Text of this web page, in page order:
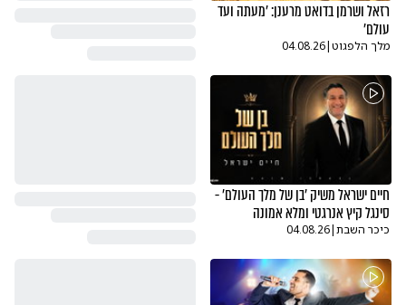
רזאל ושרמן בדואט מרענן: 'מעתה ועד
עולם'
מלך הלפגוט|
04.08.26
חיים ישראל משיק 'בן של מלך העולם' -
סינגל קיץ אנרגטי ומלא אמונה
כיכר השבת|
04.08.26